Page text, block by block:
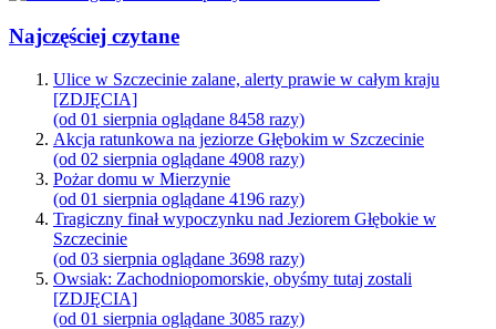
Najczęściej czytane
Ulice w Szczecinie zalane, alerty prawie w całym kraju
[ZDJĘCIA]
(od 01 sierpnia oglądane 8458 razy)
Akcja ratunkowa na jeziorze Głębokim w Szczecinie
(od 02 sierpnia oglądane 4908 razy)
Pożar domu w Mierzynie
(od 01 sierpnia oglądane 4196 razy)
Tragiczny finał wypoczynku nad Jeziorem Głębokie w
Szczecinie
(od 03 sierpnia oglądane 3698 razy)
Owsiak: Zachodniopomorskie, obyśmy tutaj zostali
[ZDJĘCIA]
(od 01 sierpnia oglądane 3085 razy)